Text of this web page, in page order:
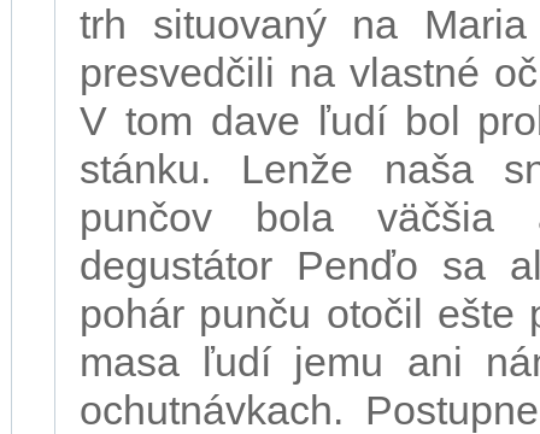
trh situovaný na
presvedčili na vlastné
V tom dave ľudí bol
stánku. Lenže naša
punčov bola väčšia
degustátor Penďo sa
pohár punču otočil ešte
masa ľudí jemu ani
ochutnávkach.